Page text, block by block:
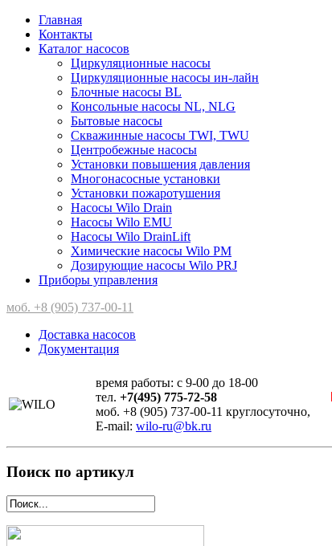
Главная
Контакты
Каталог насосов
Циркуляционные насосы
Циркуляционные насосы ин-лайн
Блочные насосы BL
Консольные насосы NL, NLG
Бытовые насосы
Скважинные насосы TWI, TWU
Центробежные насосы
Установки повышения давления
Многонасосные установки
Установки пожаротушения
Насосы Wilo Drain
Насосы Wilo EMU
Насосы Wilo DrainLift
Химические насосы Wilo PM
Дозирующие насосы Wilo PRJ
Приборы управления
моб. +8 (905) 737-00-11
Доставка насосов
Документация
время работы: с 9-00 до 18-00
тел. +7(495) 775-72-58
моб. +8 (905) 737-00-11 круглосуточно,
E-mail: wilo-ru@bk.ru
Поиск по артикул